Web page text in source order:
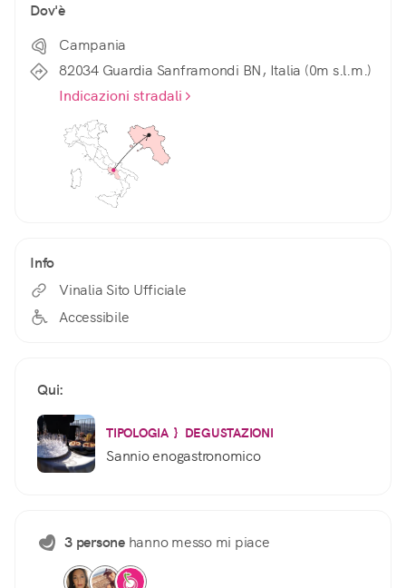
Dov'è
Campania
82034 Guardia Sanframondi BN, Italia (0m s.l.m.)
Indicazioni stradali
Info
Vinalia Sito Ufficiale
Accessibile
Qui:
TIPOLOGIA } DEGUSTAZIONI
Sannio enogastronomico
3 personehanno messo mi piace